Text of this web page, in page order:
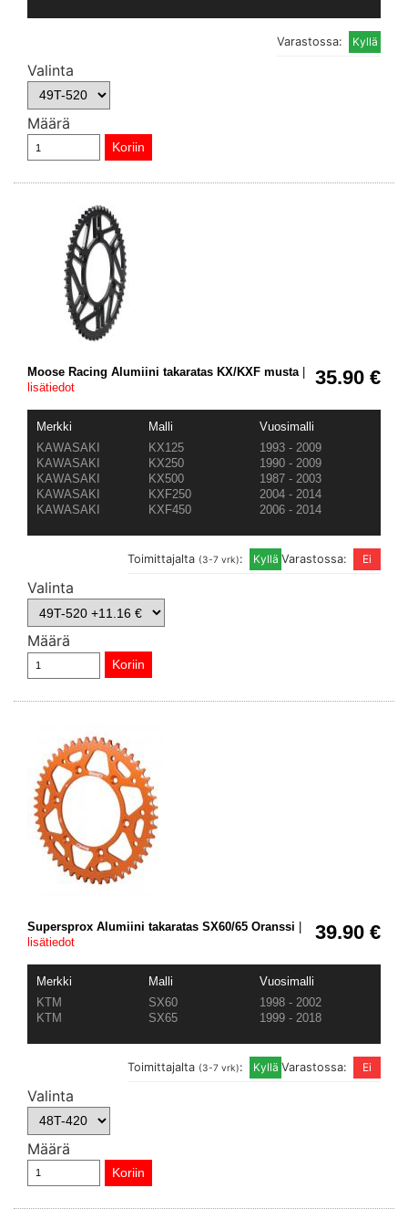
Varastossa:
Valinta
Määrä
35.90 €
Moose Racing Alumiini takaratas KX/KXF musta|
lisätiedot
Merkki Malli
Vuosimalli
KAWASAKI
KX125
1993 - 2009
KAWASAKI
KX250
1990 - 2009
KAWASAKI
KX500
1987 - 2003
KAWASAKI
KXF250
2004 - 2014
KAWASAKI
KXF450 2006 - 2014
Varastossa:
Toimittajalta (3-7 vrk):
Valinta
Määrä
39.90 €
Supersprox Alumiini takaratas SX60/65 Oranssi |
lisätiedot
Merkki Malli
Vuosimalli
KTM
SX60
1998 - 2002
KTM
SX65 1999 - 2018
Varastossa:
Toimittajalta (3-7 vrk):
Valinta
Määrä